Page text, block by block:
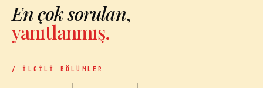
En çok sorulan,
yanıtlanmış.
/ İLGILI BÖLÜMLER